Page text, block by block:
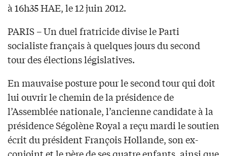
à 16h35 HAE, le 12 juin 2012.
PARIS – Un duel fratricide divise le Parti
socialiste français à quelques jours du second
tour des élections législatives.
En mauvaise posture pour le second tour qui doit
lui ouvrir le chemin de la présidence de
l’Assemblée nationale, l’ancienne candidate à la
présidence Ségolène Royal a reçu mardi le soutien
écrit du président François Hollande, son ex-